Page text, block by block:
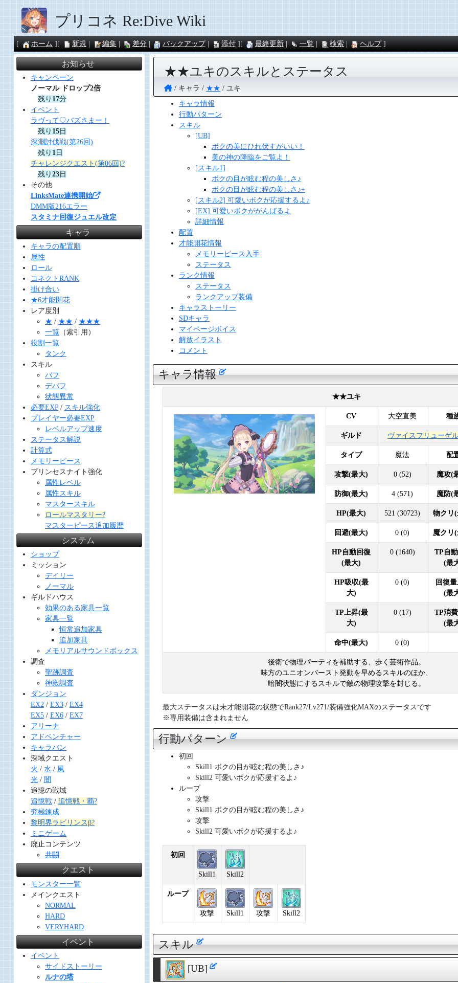
プリコネ Re:Dive Wiki
ホーム 新規 編集 差分 バックアップ 添付 最終更新 一覧 検索 ヘルプ
★★ユキのスキルとステータス
キャラ ★★
ユキ
キャラ情報
行動パターン
スキル
[UB]
ボクの美にひれ伏すがいい！
美の神の降臨をご覧よ！
[スキル1]
ボクの目が眩む程の美しさ♪
ボクの目が眩む程の美しさ♪+
[スキル2] 可愛いボクが応援するよ♪
[EX] 可愛いボクががんばるよ
詳細情報
配置
才能開花情報
メモリーピース入手
ステータス
ランク情報
ステータス
ランクアップ装備
キャラストーリー
SDキャラ
マイページボイス
解放イラスト
コメント
キャラ情報
★★ユキ
CV 大空直美 種
ギルド ヴァイスフリューゲ
タイプ 魔法 配
攻撃(最大) 0 (52) 魔攻(
防御(最大) 4 (571) 魔防(
HP(最大) 521 (30723) 物クリ
回避(最大) 0 (0) 魔クリ
HP自動回復
(最大)
0 (1640)
TP自
(最
HP吸収(最
大)
0 (0)
回復
(最
TP上昇(最
大)
0 (17)
TP消
(最
命中(最大) 0 (0)
後衛で物理パーティを補助する、歩く芸術作品。
味方のユニオンバースト発動を早めるスキルのほか、
暗闇状態にするスキルで敵の物理攻撃を封じる。
最大ステータスは未才能開花の状態でRank27/Lv271/装備強化MAXのステータスです
※専用装備は含まれません
行動パターン
初回
Skill1 ボクの目が眩む程の美しさ♪
Skill2 可愛いボクが応援するよ♪
ループ
攻撃
Skill1 ボクの目が眩む程の美しさ♪
攻撃
Skill2 可愛いボクが応援するよ♪
初回
Skill1 Skill2
ループ
攻撃 Skill1 攻撃 Skill2
スキル
[UB]
お知らせ
キャンペーン
ノーマル ドロップ2倍
残り 17分
イベント
ラヴって♡バズさまー！
残り 15日
深淵討伐戦(第26回)
残り 1日
チャレンジクエスト(第06回)?
残り 23日
その他
LinksMate連携開始
DMM版216エラー
スタミナ回復ジュエル改定
キャラ
キャラの配置順
属性
ロール
コネクトRANK
掛け合い
★6才能開花
レア度別
★ / ★★ / ★★★
一覧（索引用）
役割一覧
タンク
スキル
バフ
デバフ
状態異常
必要EXP/ スキル強化
プレイヤー必要EXP
レベルアップ速度
ステータス解説
計算式
メモリーピース
プリンセスナイト強化
属性レベル
属性スキル
マスタースキル
ロールマスタリー?
マスターピース追加履歴
システム
ショップ
ミッション
デイリー
ノーマル
ギルドハウス
効果のある家具一覧
家具一覧
恒常追加家具
追加家具
メモリアルサウンドボックス
調査
聖跡調査
神殿調査
ダンジョン
EX2/ EX3/ EX4
EX5/ EX6/ EX7
アリーナ
アドベンチャー
キャラバン
深域クエスト
火 / 水/ 風
光/ 闇
追憶の戦域
追憶戦/ 追憶戦・覇?
究極錬成
黎明界ラビリンスβ?
ミニゲーム
廃止コンテンツ
共闘
クエスト
モンスター一覧
メインクエスト
NORMAL
HARD
VERYHARD
イベント
イベント
サイドストーリー
ルナの塔